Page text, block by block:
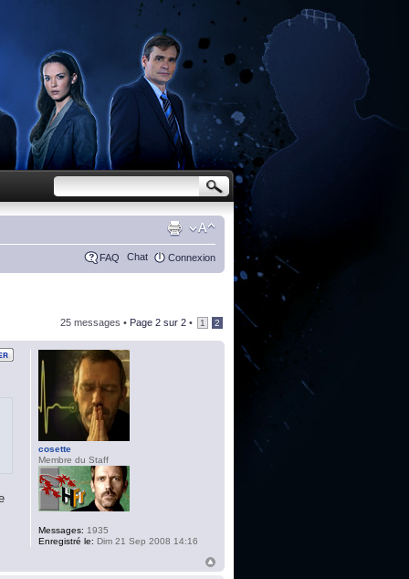
FAQ Chat Connexion
25 messages • Page 2 sur 2 • 1 2
cosette
Membre du Staff
Messages: 1935
Enregistré le: Dim 21 Sep 2008 14:16